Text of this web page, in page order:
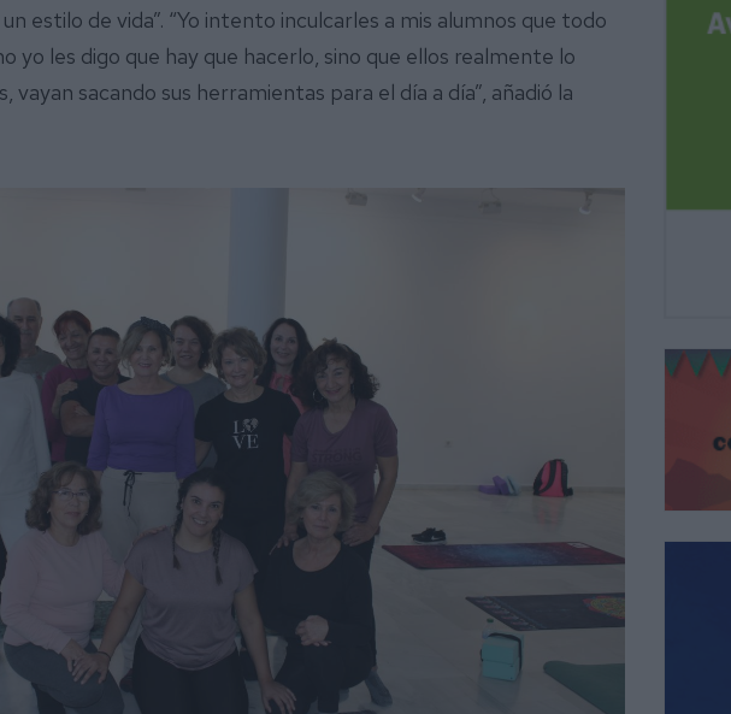
estilo de vida”. “Yo intento inculcarles a mis alumnos que todo
yo les digo que hay que hacerlo, sino que ellos realmente lo
vayan sacando sus herramientas para el día a día”, añadió la